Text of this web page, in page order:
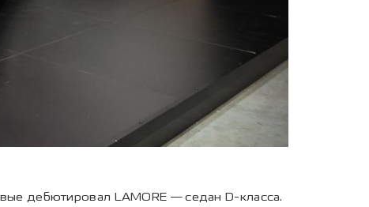
дебютировал LAMORE — седан D-класса.